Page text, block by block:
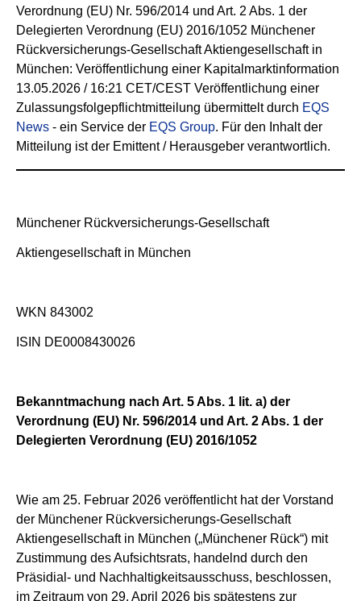
Verordnung (EU) Nr. 596/2014 und Art. 2 Abs. 1 der
Delegierten Verordnung (EU) 2016/1052 Münchener
Rückversicherungs-Gesellschaft Aktiengesellschaft in
München: Veröffentlichung einer Kapitalmarktinformation
13.05.2026 / 16:21 CET/CEST Veröffentlichung einer
Zulassungsfolgepflichtmitteilung übermittelt durch EQS
News - ein Service der EQS Group. Für den Inhalt der
Mitteilung ist der Emittent / Herausgeber verantwortlich.
Münchener Rückversicherungs-Gesellschaft
Aktiengesellschaft in München
WKN 843002
ISIN DE0008430026
Bekanntmachung nach Art. 5 Abs. 1 lit. a) der
Verordnung (EU) Nr. 596/2014 und Art. 2 Abs. 1 der
Delegierten Verordnung (EU) 2016/1052
Wie am 25. Februar 2026 veröffentlicht hat der Vorstand
der Münchener Rückversicherungs-Gesellschaft
Aktiengesellschaft in München („Münchener Rück“) mit
Zustimmung des Aufsichtsrats, handelnd durch den
Präsidial- und Nachhaltigkeitsausschuss, beschlossen,
im Zeitraum von 29. April 2026 bis spätestens zur